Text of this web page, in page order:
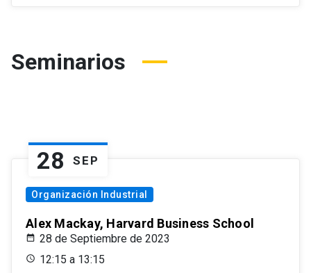
Seminarios
28 SEP
Organización Industrial
Alex Mackay, Harvard Business School
28 de Septiembre de 2023
12:15 a 13:15